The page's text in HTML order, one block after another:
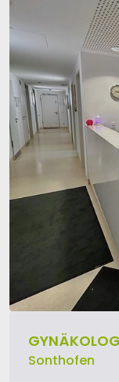
Sonthofen